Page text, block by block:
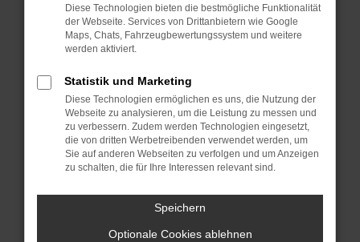
Starte dein Gerät neu.
Das kann manchmal helfen, vorübergehende
Probleme zu beheben.
Betriebssystem auf dem neuesten Stand
sind.
Veraltete Software birgt nicht nur ein
Sicherheitsrisiko, sondern kann auch dazu
führen, dass bestimmte Funktionen nicht mehr
unterstützt werden.
Wende dich an den Webseitenbetreiber.
Wenn du alle oben genannten Schritte versucht
hast, kontaktiere uns bitte. Wir werden
Diese Technologien bieten die bestmögliche Funktionalität
der Webseite. Services von Drittanbietern wie Google
Maps, Chats, Fahrzeugbewertungssystem und weitere
werden aktiviert.
Statistik und Marketing
Diese Technologien ermöglichen es uns, die Nutzung der
Webseite zu analysieren, um die Leistung zu messen und
zu verbessern. Zudem werden Technologien eingesetzt,
die von dritten Werbetreibenden verwendet werden, um
Sie auf anderen Webseiten zu verfolgen und um Anzeigen
zu schalten, die für Ihre Interessen relevant sind.
Speichern
Optionale Cookies ablehnen